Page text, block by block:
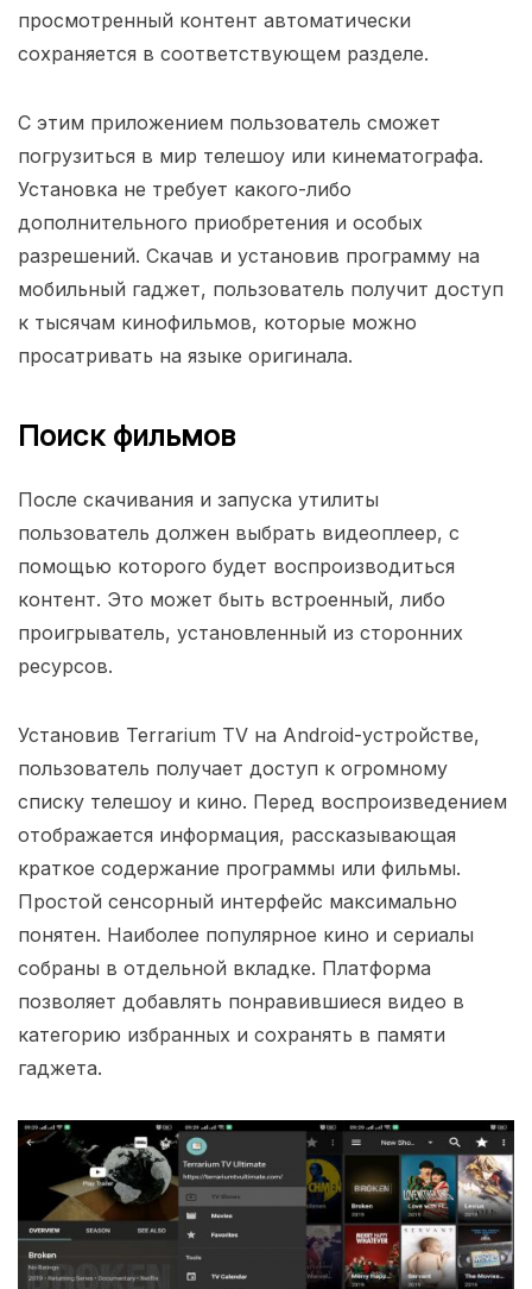
просмотренный контент автоматически
сохраняется в соответствующем разделе.
С этим приложением пользователь сможет
погрузиться в мир телешоу или кинематографа.
Установка не требует какого-либо
дополнительного приобретения и особых
разрешений. Скачав и установив программу на
мобильный гаджет, пользователь получит доступ
к тысячам кинофильмов, которые можно
просатривать на языке оригинала.
Поиск фильмов
После скачивания и запуска утилиты
пользователь должен выбрать видеоплеер, с
помощью которого будет воспроизводиться
контент. Это может быть встроенный, либо
проигрыватель, установленный из сторонних
ресурсов.
Установив Terrarium TV на Android-устройстве,
пользователь получает доступ к огромному
списку телешоу и кино. Перед воспроизведением
отображается информация, рассказывающая
краткое содержание программы или фильмы.
Простой сенсорный интерфейс максимально
понятен. Наиболее популярное кино и сериалы
собраны в отдельной вкладке. Платформа
позволяет добавлять понравившиеся видео в
категорию избранных и сохранять в памяти
гаджета.